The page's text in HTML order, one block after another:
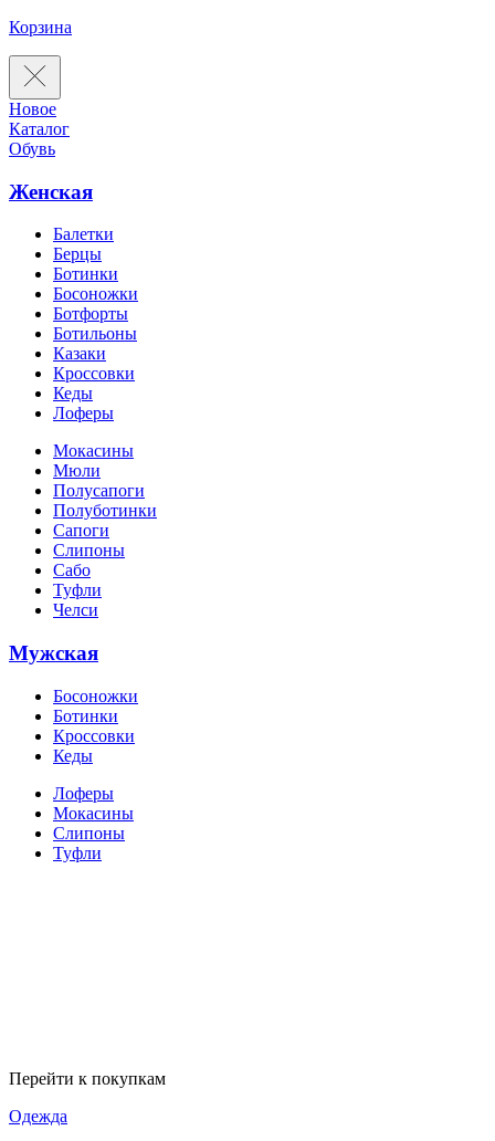
Корзина
Новое
Каталог
Обувь
Женская
Балетки
Берцы
Ботинки
Босоножки
Ботфорты
Ботильоны
Казаки
Кроссовки
Кеды
Лоферы
Мокасины
Мюли
Полусапоги
Полуботинки
Сапоги
Слипоны
Сабо
Туфли
Челси
Мужская
Босоножки
Ботинки
Кроссовки
Кеды
Лоферы
Мокасины
Слипоны
Туфли
Перейти к покупкам
Одежда